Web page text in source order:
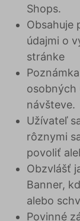
Shops.
Obsahuje
údajmi o
stránke
osobných
návšteve.
Užívateľ
rôznymi
povoliť
Obzvlášť
Banner,
alebo
Povinné